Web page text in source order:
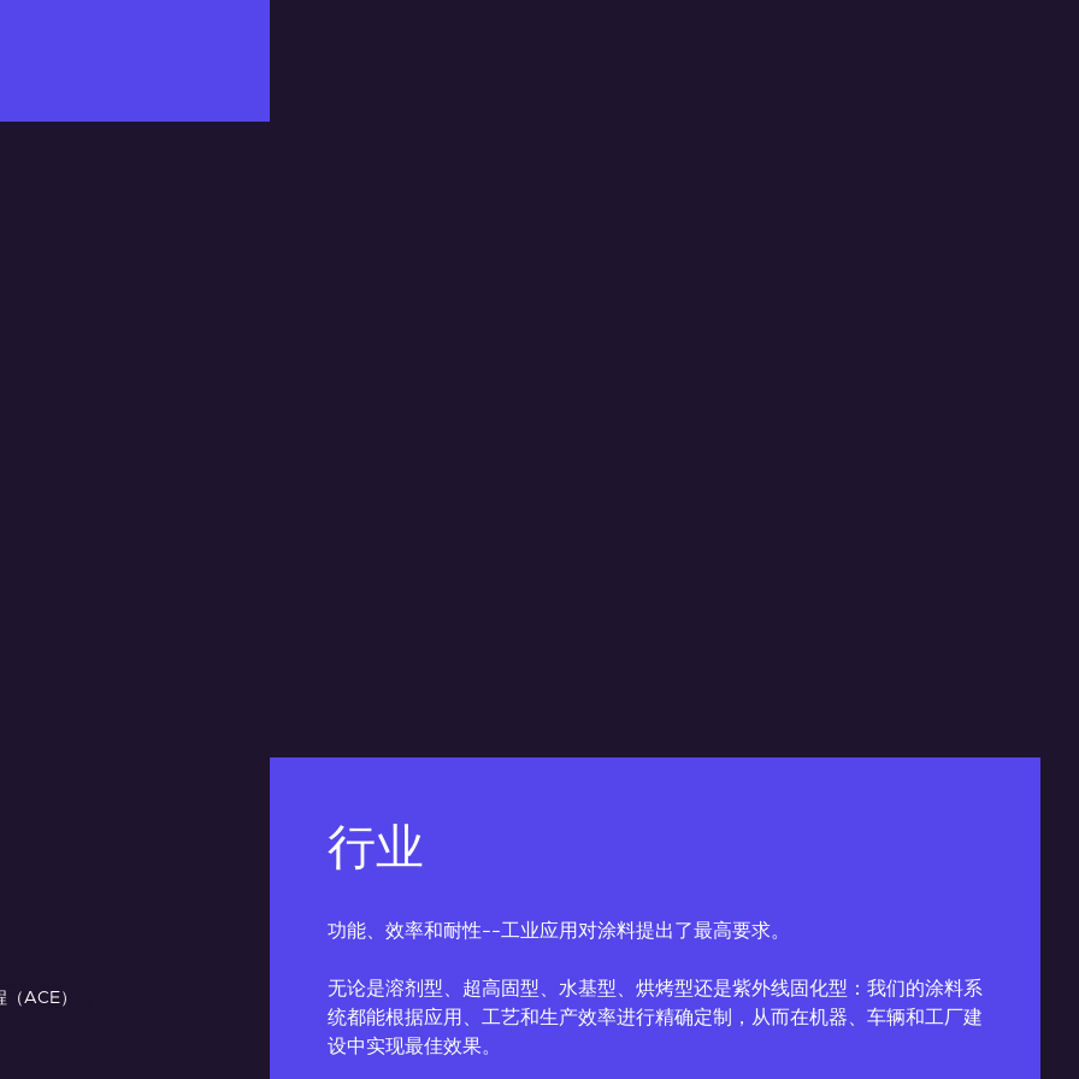
ACE）
行业
功能、效率和耐性--工业应用对涂料提出了最高要求。
无论是溶剂型、超高固型、水基型、烘烤型还是紫外线固化型：我们的涂料系
统都能根据应用、工艺和生产效率进行精确定制，从而在机器、车辆和工厂建
设中实现最佳效果。